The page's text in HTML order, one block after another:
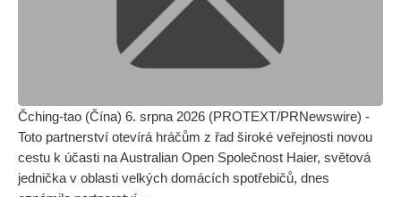
Čching-tao (Čína) 6. srpna 2026 (PROTEXT/PRNewswire) -
Toto partnerství otevírá hráčům z řad široké veřejnosti novou
cestu k účasti na Australian Open Společnost Haier, světová
jednička v oblasti velkých domácích spotřebičů, dnes